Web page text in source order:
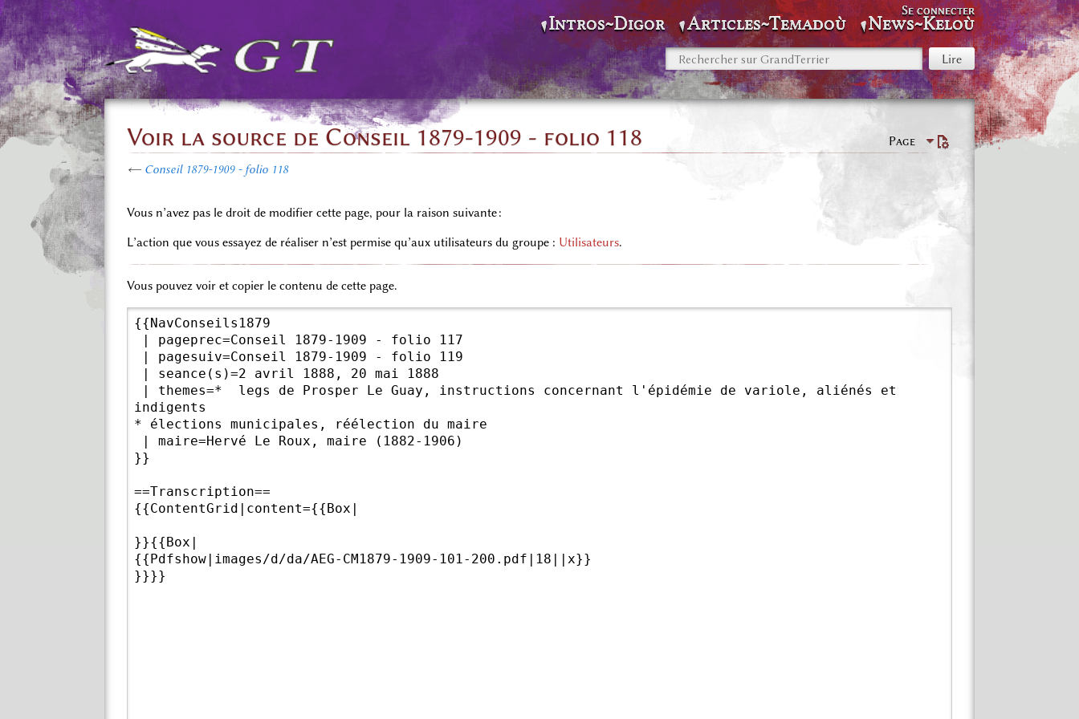
Intros~Digor Articles~Temadoù News~Keloù
Se connecter
Page
Voir la source de Conseil 1879-1909 - folio 118
← Conseil 1879-1909 - folio 118
Vous n’avez pas le droit de modifier cette page, pour la raison suivante :
L’action que vous essayez de réaliser n’est permise qu’aux utilisateurs du groupe : Utilisateurs.
Vous pouvez voir et copier le contenu de cette page.